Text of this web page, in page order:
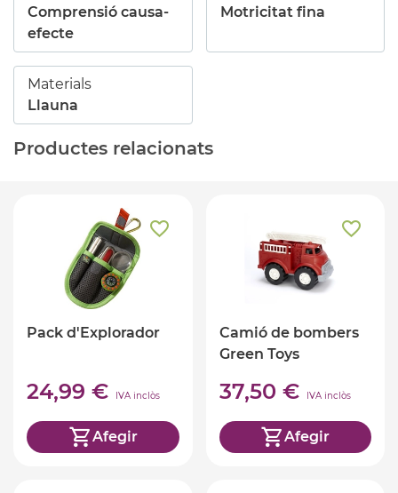
Comprensió causa-
efecte
Motricitat fina
Materials
Llauna
Productes relacionats
Pack d'Explorador
24,99 € IVA inclòs
Afegir
Camió de bombers
Green Toys
37,50 € IVA inclòs
Afegir